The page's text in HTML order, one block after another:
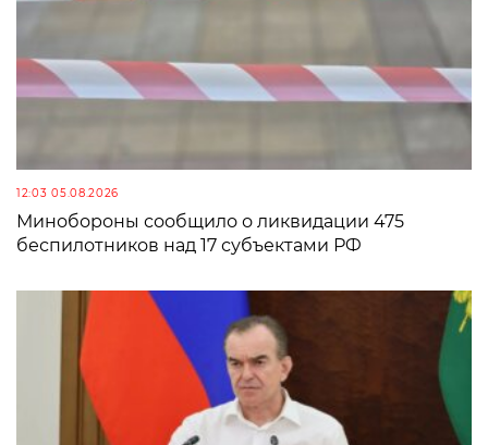
12:03 05.08.2026
Минобороны сообщило о ликвидации 475
беспилотников над 17 субъектами РФ